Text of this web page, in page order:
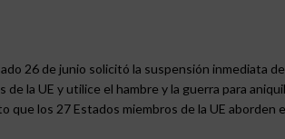
26 de junio solicitó la suspensión inmediata
la UE y utilice el hambre y la guerra para
los 27 Estados miembros de la UE aborden